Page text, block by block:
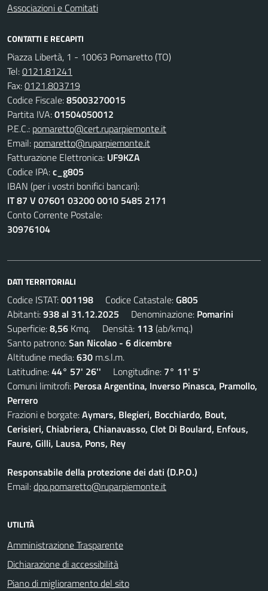
Associazioni e Comitati
CONTATTI E RECAPITI
Piazza Libertà, 1 - 10063 Pomaretto (TO)
Tel:0121.81241
Fax:0121.803719
Codice Fiscale:85003270015
Partita IVA:01504050012
P.E.C.: pomaretto@cert.ruparpiemonte.it
Email: pomaretto@ruparpiemonte.it
Fatturazione Elettronica: UF9KZA
Codice IPA:c_g805
IBAN (per i vostri bonifici bancari):
IT 87 V 07601 03200 0010 5485 2171
Conto Corrente Postale:
30976104
DATI TERRITORIALI
Codice ISTAT:001198 Codice Catastale:G805
Abitanti:938 al 31.12.2025 Denominazione: Pomarini
Superficie:8,56 Kmq. Densità: 113 (ab/kmq.)
Santo patrono:San Nicolao - 6 dicembre
Altitudine media:630 m.s.l.m.
Latitudine:44° 57' 26'' Longitudine: 7° 11' 5'
Comuni limitrofi: Perosa Argentina, Inverso Pinasca, Pramollo,
Perrero
Frazioni e borgate:Aymars, Blegieri, Bocchiardo, Bout,
Cerisieri, Chiabriera, Chianavasso, Clot Di Boulard, Enfous,
Faure, Gilli, Lausa, Pons, Rey
Responsabile della protezione dei dati (D.P.O.)
Email:dpo.pomaretto@ruparpiemonte.it
UTILITÀ
Amministrazione Trasparente
Dichiarazione di accessibilità
Piano di miglioramento del sito